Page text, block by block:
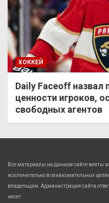
ХОККЕЙ
Daily Faceoff назвал
ценности игроков,
свободных агентов
Все материалы на данном сайте взяты
исключительно в ознакомительных
владельцам. Администрация сайта
несет.